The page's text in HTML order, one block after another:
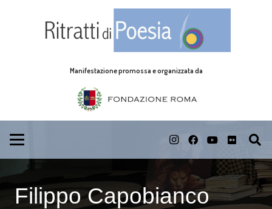
Manifestazione promossa e organizzata da
Filippo Capobianco